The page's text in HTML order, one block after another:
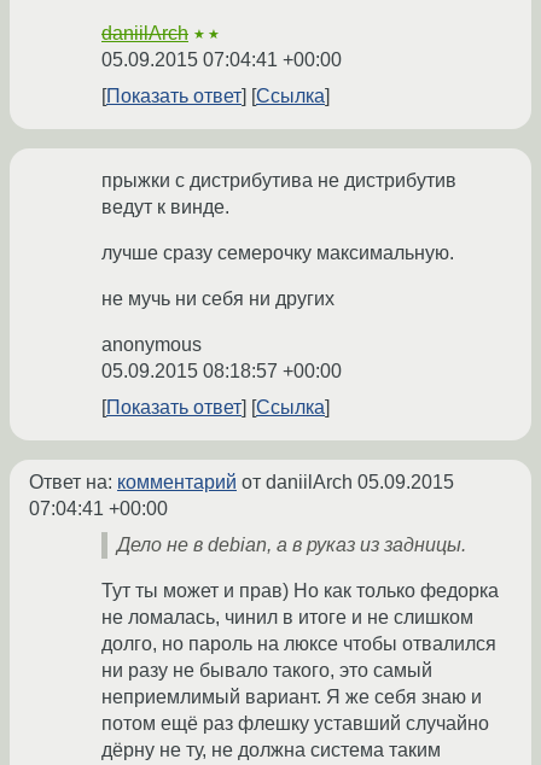
daniilArch ★★
05.09.2015 07:04:41 +00:00
Показать ответ
Ссылка
прыжки с дистрибутива не дистрибутив
ведут к винде.
лучше сразу семерочку максимальную.
не мучь ни себя ни других
anonymous
05.09.2015 08:18:57 +00:00
Показать ответ
Ссылка
Ответ на: комментарий от daniilArch 05.09.2015
07:04:41 +00:00
Дело не в debian, а в руказ из задницы.
Тут ты может и прав) Но как только федорка
не ломалась, чинил в итоге и не слишком
долго, но пароль на люксе чтобы отвалился
ни разу не бывало такого, это самый
неприемлимый вариант. Я же себя знаю и
потом ещё раз флешку уставший случайно
дёрну не ту, не должна система таким